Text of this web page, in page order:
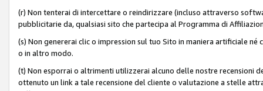
(r) Non tenterai di intercettare o reindirizzare (incluso attraverso
pubblicitarie da, qualsiasi sito che partecipa al Programma di
(s) Non genererai clic o impression sul tuo Sito in maniera artificiale
o in altro modo.
(t) Non esporrai o altrimenti utilizzerai alcuno delle nostre recensioni
ottenuto un link a tale recensione del cliente o valutazione a stelle